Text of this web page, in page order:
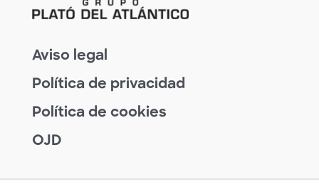
Aviso legal
Política de privacidad
Política de cookies
OJD